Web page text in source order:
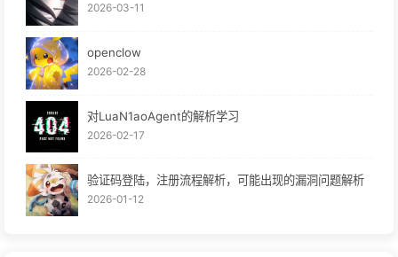
2026-03-11
openclow
2026-02-28
对LuaN1aoAgent的解析学习
2026-02-17
验证码登陆，注册流程解析，可能出现的漏洞问题解析
2026-01-12